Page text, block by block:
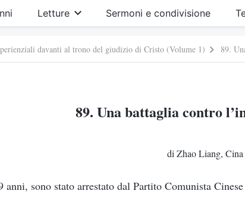
Letture Sermoni e condivisione
davanti al trono del giudizio di Cristo (Volume 1) 89.
89. Una battaglia contro
di Zhao Liang, Cina
anni, sono stato arrestato dal Partito Comunista